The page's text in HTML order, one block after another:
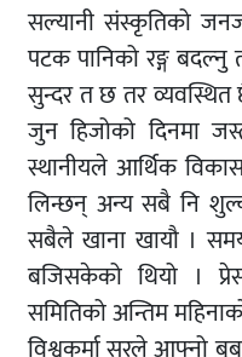
सल्यानी संस्कृतिको
पटक पानिको रङ्ग
सुन्दर त छ तर
जुन हिजोको दिनमा
स्थानीयले आर्थिक
लिन्छन् अन्य सबै नि
सबैले खाना खायौ ।
बजिसकेको थियो ।
समितिको अन्तिम